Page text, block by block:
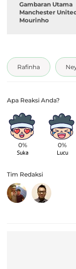
Gambaran Utama
Manchester
Mourinho
Rafinha
0%
Suka
0%
Lucu
Tim Redaksi